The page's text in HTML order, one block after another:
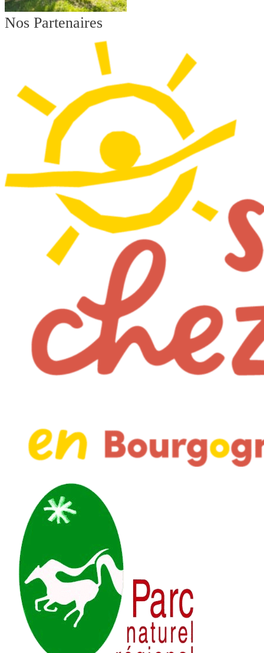
Nos Partenaires